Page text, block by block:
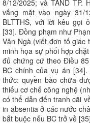
8/12/2025; và TAND
vắng mặt vào ngày 31/
BLTTHS, với lời kêu gọi
[33]. Đồng phạm như
Văn Ngà (viết đơn tố giác
minh họa sự phối hợp
đủ chứng cứ theo Điều
BC chính của vụ án
thức: quyền bào chữa
thiếu cơ chế công nghệ
có thể dẫn đến tranh cãi
in absentia ở các nước
bắt buộc nếu BC trở về